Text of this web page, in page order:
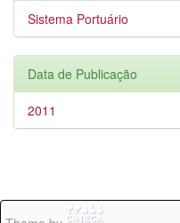
Sistema Portuário
Data de Publicação
2011